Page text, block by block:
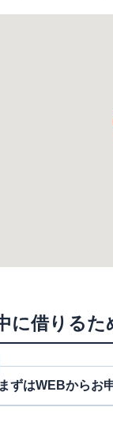
に借りる
まずはWEBからお